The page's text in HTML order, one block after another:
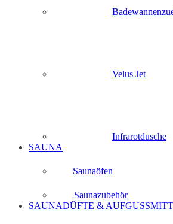
Velus Jet
Infrarotdusche
SAUNA
Saunaöfen
Saunazubehör
SAUNADÜFTE &